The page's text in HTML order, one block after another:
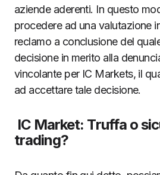
aziende aderenti. In questo
procedere ad una valutazione
reclamo a conclusione del
decisione in merito alla
vincolante per IC Markets, il
ad accettare tale decisione.
IC Market: Truffa o
trading?